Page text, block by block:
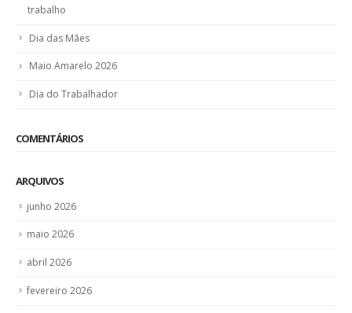
trabalho
Dia das Mães
Maio Amarelo 2026
Dia do Trabalhador
COMENTÁRIOS
ARQUIVOS
junho 2026
maio 2026
abril 2026
fevereiro 2026